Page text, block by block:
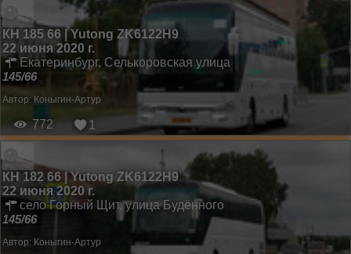
КН 185 66 | Yutong ZK6122H9
22 июня 2020 г.
Екатеринбург, Селькоровская улица
145/66
Автор: Коныгин-Артур
772 1
КН 182 66 | Yutong ZK6122H9
22 июня 2020 г.
село Горный Щит, улица Будённого
145/66
Автор: Коныгин-Артур